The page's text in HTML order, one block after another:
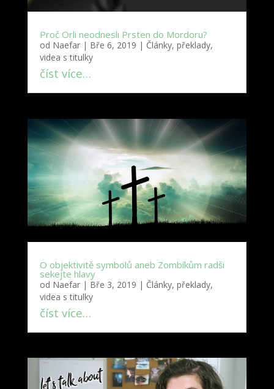
Proč Orli neodnesli Prsten do Mordoru?
od Naefar| Bře 6, 2019 | Články, překlady,
videa s titulky
číst více…
O objektivitě symbolů aneb Zombíkům radši
sekejte hlavy
od Naefar| Bře 3, 2019 | Články, překlady,
videa s titulky
číst více…